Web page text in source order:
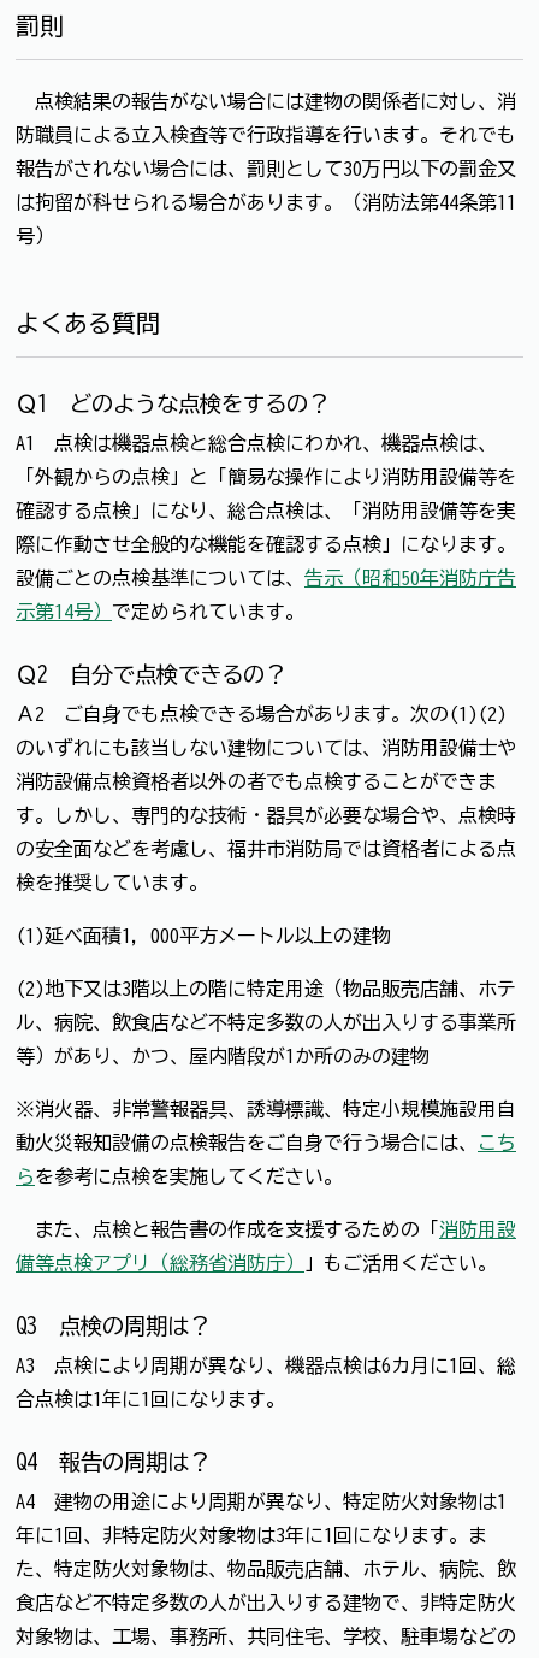
罰則
点検結果の報告がない場合には建物の関係者に対し、消
防職員による立入検査等で行政指導を行います。それでも
報告がされない場合には、罰則として30万円以下の罰金又
は拘留が科せられる場合があります。（消防法第44条第11
号）
よくある質問
Ｑ1 どのような点検をするの？
A1 点検は機器点検と総合点検にわかれ、機器点検は、
「外観からの点検」と「簡易な操作により消防用設備等を
確認する点検」になり、総合点検は、「消防用設備等を実
際に作動させ全般的な機能を確認する点検」になります。
設備ごとの点検基準については、 告示（昭和50年消防庁告
示第14号） で定められています。
Ｑ2 自分で点検できるの？
Ａ2 ご自身でも点検できる場合があります。次の(1)(2)
のいずれにも該当しない建物については、消防用設備士や
消防設備点検資格者以外の者でも点検することができま
す。しかし、専門的な技術・器具が必要な場合や、点検時
の安全面などを考慮し、福井市消防局では資格者による点
検を推奨しています。
(1)延べ面積1，000平方メートル以上の建物
(2)地下又は3階以上の階に特定用途（物品販売店舗、ホテ
ル、病院、飲食店など不特定多数の人が出入りする事業所
等）があり、かつ、屋内階段が1か所のみの建物
※消火器、非常警報器具、誘導標識、特定小規模施設用自
動火災報知設備の点検報告をご自身で行う場合には、
こち
らを参考に点検を実施してください。
また、点検と報告書の作成を支援するための「 消防用設
備等点検アプリ（総務省消防庁）
」もご活用ください。
Q3 点検の周期は？
A3 点検により周期が異なり、機器点検は6カ月に1回、総
合点検は1年に1回になります。
Q4 報告の周期は？
A4 建物の用途により周期が異なり、特定防火対象物は1
年に1回、非特定防火対象物は3年に1回になります。ま
た、特定防火対象物は、物品販売店舗、ホテル、病院、飲
食店など不特定多数の人が出入りする建物で、非特定防火
対象物は、工場、事務所、共同住宅、学校、駐車場などの